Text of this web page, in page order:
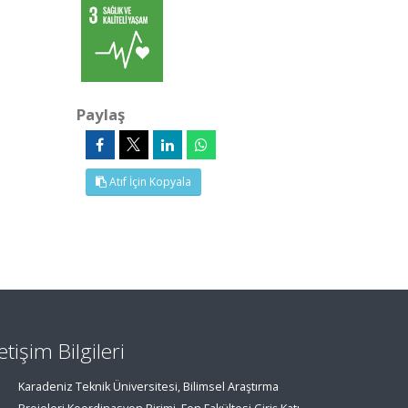
Paylaş
Atıf İçin Kopyala
Bilgileri
Karadeniz Teknik Üniversitesi, Bilimsel Araştırma